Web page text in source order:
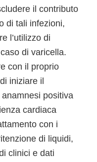
il contributo
di tali infezioni,
l’utilizzo di
di varicella.
con il proprio
iniziare il
positiva
cardiaca
con i
di liquidi,
clinici e dati